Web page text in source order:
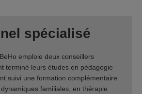
spécialisé
emploie deux conseillers
terminé leurs études en pédagogie
suivi une formation complémentaire
familiales, en thérapie